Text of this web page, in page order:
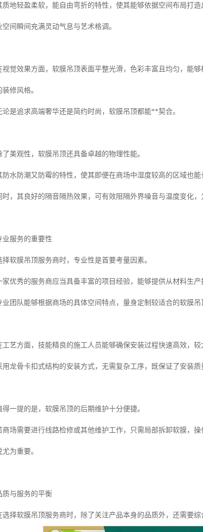
质地轻盈柔软，能自由弯折的特性，使其能够依据空间布局打
空间瞬间充满灵动气息与艺术格调。
视觉效果方面，软膜吊顶表面平整光滑，色彩丰富且均匀，能
装修风格。
论是追求高端奢华还是简约时尚，软膜吊顶都能**契合。
了美观性，软膜吊顶还具备卓越的物理性能。
防水防潮又防霉的特性，使其即便在商场中湿度较高的区域也能
时，其良好的隔音隔热效果，可有效阻隔外界噪音与温度变化，
业服务的重要性
择软膜吊顶服务商时，专业性是首要考量因素。
家优秀的服务商应当具备丰富的项目经验，能够提供从材料生
业团队能够根据商场的具体空间特点，量身定制较适合的软膜吊
工艺方面，技能精良的施工人员能够确保安装过程快速高效，较
用龙骨卡扣式结构的安装方式，无需复杂工序，既保证了安装质
得一提的是，软膜吊顶的后期维护十分便捷。
商场需要进行线路检修或其他维护工作，只需局部拆卸软膜，
尤为重要。
质与服务的平衡
选择软膜吊顶服务商时，除了关注产品本身的品质外，还需要综